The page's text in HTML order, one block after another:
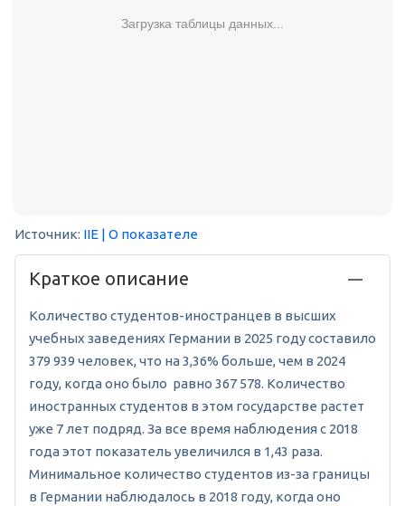
Загрузка таблицы данных...
Источник: IIE | О показателе
Краткое описание
Количество студентов-иностранцев в высших
учебных заведениях Германии в 2025 году составило
379 939 человек, что на 3,36% больше, чем в 2024
году, когда оно было равно 367 578. Количество
иностранных студентов в этом государстве растет
уже 7 лет подряд. За все время наблюдения с 2018
года этот показатель увеличился в 1,43 раза.
Минимальное количество студентов из-за границы
в Германии наблюдалось в 2018 году, когда оно